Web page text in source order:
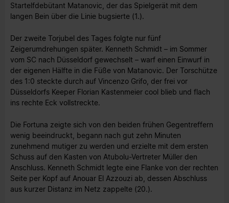
Startelfdebütant Matanovic, der das Spielgerät mit dem
langen Bein über die Linie bugsierte (1.).
Der zweite Torjubel des Tages folgte nur fünf
Zeigerumdrehungen später. Kenneth Schmidt – im Sommer
vom SC nach Düsseldorf gewechselt – warf einen Einwurf in
der eigenen Hälfte in die Füße von Matanovic. Der Torschütze
des 1:0 steckte durch auf Vincenzo Grifo, der frei vor
Düsseldorfs Keeper Florian Kastenmeier cool blieb und flach
ins rechte Eck vollstreckte.
Die Fortuna zeigte sich von den beiden frühen Gegentreffern
wenig beeindruckt, begann nach gut zehn Minuten
zunehmend mutiger zu werden und erzielte mit dem ersten
Schuss auf den Kasten von Atubolu-Vertreter Müller den
Anschluss. Kenneth Schmidt legte eine Flanke von der rechten
Seite per Kopf auf Anouar El Azzouzi ab, dessen Abschluss
aus kurzer Distanz im Netz zappelte (20.).